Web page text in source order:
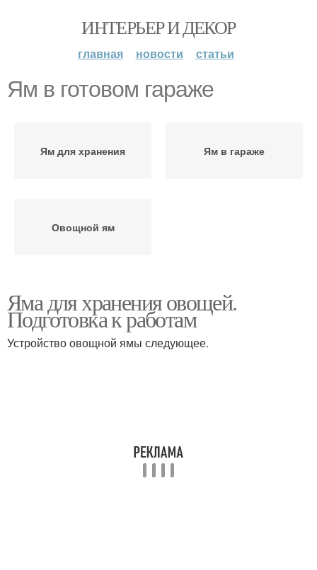
ИНТЕРЬЕР И ДЕКОР
главная новости статьи
Ям в готовом гараже
Ям для хранения Ям в гараже
Овощной ям
Яма для хранения овощей.
Подготовка к работам
Устройство овощной ямы следующее.